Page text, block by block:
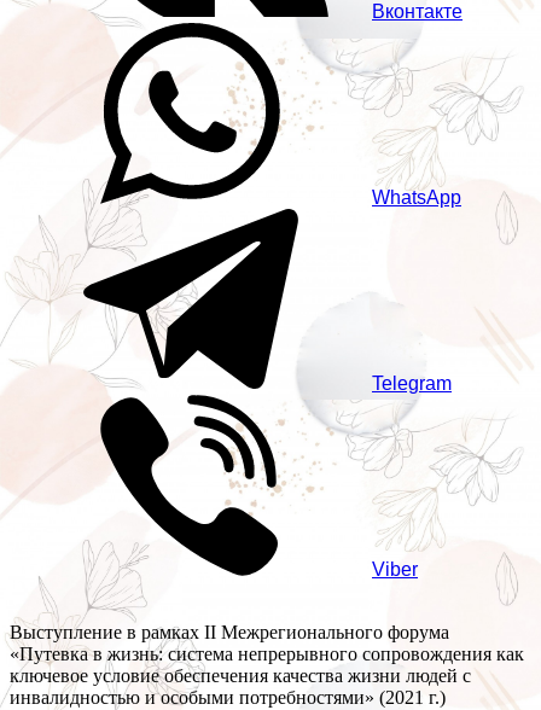
Вконтакте
WhatsApp
Telegram
Viber
Выступление в рамках II Межрегионального форума
«Путевка в жизнь: система непрерывного сопровождения как
ключевое условие обеспечения качества жизни людей с
инвалидностью и особыми потребностями» (2021 г.)